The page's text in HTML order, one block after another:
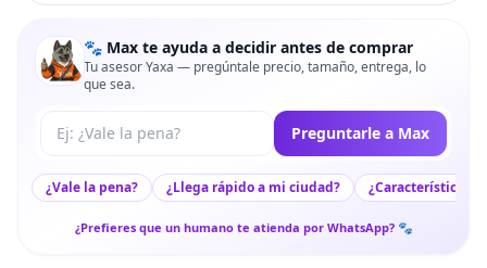
🐾 Max te ayuda a decidir antes de comprar
Tu asesor Yaxa — pregúntale precio, tamaño, entrega, lo
que sea.
Tu pregunta a Max Preguntarle a Max
¿Vale la pena? ¿Llega rápido a mi ciudad? ¿Características
¿Prefieres que un humano te atienda por WhatsApp? 🐾